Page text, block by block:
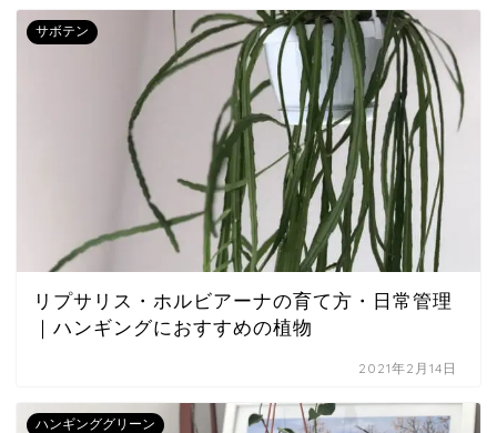
サボテン
リプサリス・ホルビアーナの育て方・日常管理
｜ハンギングにおすすめの植物
2021年2月14日
ハンギンググリーン